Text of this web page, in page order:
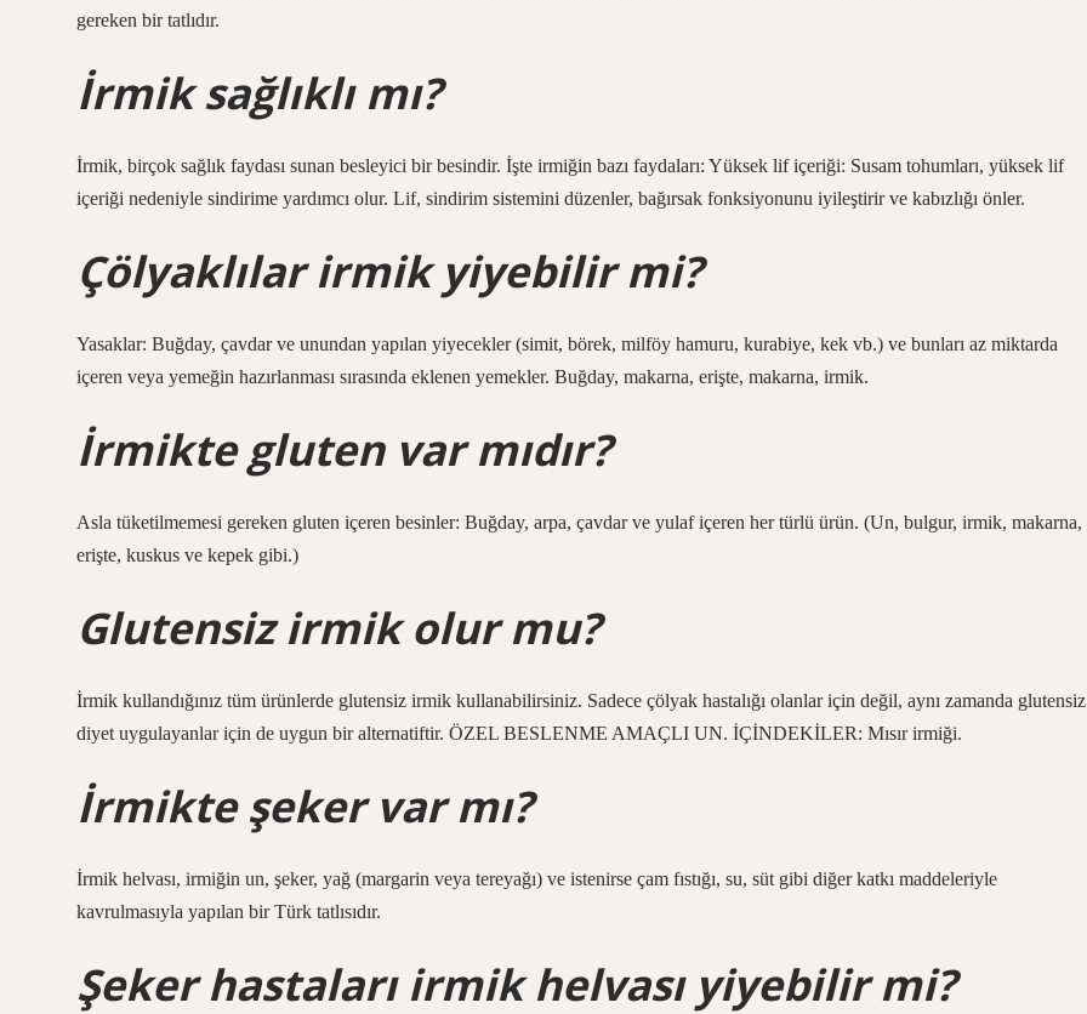
gereken bir tatlıdır.
İrmik sağlıklı mı?
İrmik, birçok sağlık faydası sunan besleyici bir besindir. İşte irmiğin bazı faydaları: Yüksek lif içeriği: Susam tohumları, yüksek lif
içeriği nedeniyle sindirime yardımcı olur. Lif, sindirim sistemini düzenler, bağırsak fonksiyonunu iyileştirir ve kabızlığı önler.
Çölyaklılar irmik yiyebilir mi?
Yasaklar: Buğday, çavdar ve unundan yapılan yiyecekler (simit, börek, milföy hamuru, kurabiye, kek vb.) ve bunları az miktarda
içeren veya yemeğin hazırlanması sırasında eklenen yemekler. Buğday, makarna, erişte, makarna, irmik.
İrmikte gluten var mıdır?
Asla tüketilmemesi gereken gluten içeren besinler: Buğday, arpa, çavdar ve yulaf içeren her türlü ürün. (Un, bulgur, irmik, makarna,
erişte, kuskus ve kepek gibi.)
Glutensiz irmik olur mu?
İrmik kullandığınız tüm ürünlerde glutensiz irmik kullanabilirsiniz. Sadece çölyak hastalığı olanlar için değil, aynı zamanda glutensiz
diyet uygulayanlar için de uygun bir alternatiftir. ÖZEL BESLENME AMAÇLI UN. İÇİNDEKİLER: Mısır irmiği.
İrmikte şeker var mı?
İrmik helvası, irmiğin un, şeker, yağ (margarin veya tereyağı) ve istenirse çam fıstığı, su, süt gibi diğer katkı maddeleriyle
kavrulmasıyla yapılan bir Türk tatlısıdır.
Şeker hastaları irmik helvası yiyebilir mi?